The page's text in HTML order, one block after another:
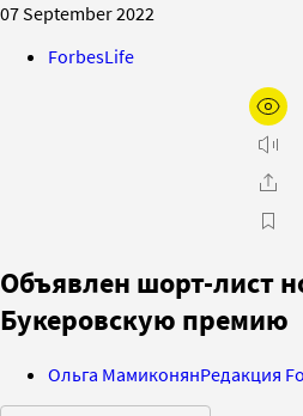
07 September 2022
ForbesLife
Объявлен шорт-лист
Букеровскую премию
Ольга МамиконянРедакция